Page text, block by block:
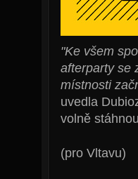
"Ke všem
afterparty se
místnosti
uvedla
volně
(pro Vltavu)